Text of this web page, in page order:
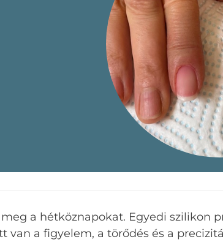
a hétköznapokat. Egyedi szilikon
a figyelem, a törődés és a